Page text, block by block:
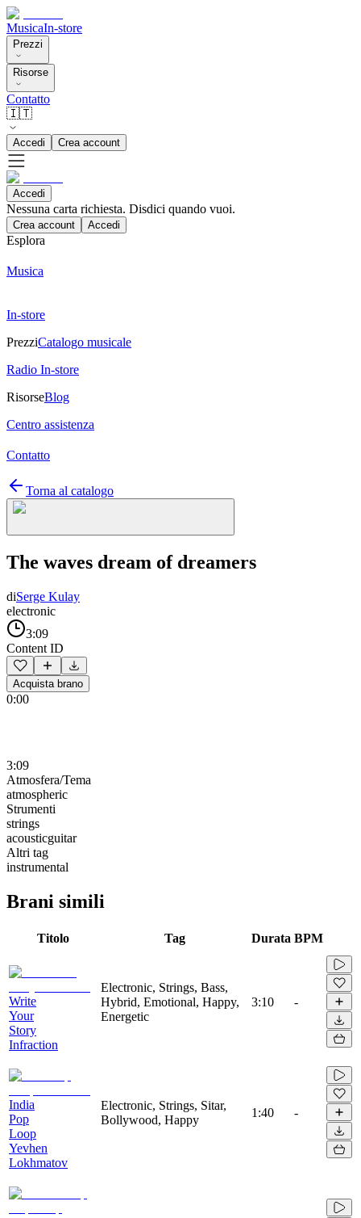
MusicaIn-store
Prezzi
Risorse
Contatto
🇮🇹
Accedi Crea account
Accedi
Nessuna carta richiesta. Disdici quando vuoi.
Crea account Accedi
Esplora
Musica
In-store
PrezziCatalogo musicale
Radio In-store
RisorseBlog
Centro assistenza
Contatto
Torna al catalogo
The waves dream of dreamers
diSerge Kulay
electronic
3:09
Content ID
Acquista brano
0:00
3:09
Atmosfera/Tema
atmospheric
Strumenti
strings
acousticguitar
Altri tag
instrumental
Brani simili
Titolo Tag Durata BPM
Write
Your
Story
Infraction
Electronic, Strings, Bass,
Hybrid, Emotional, Happy,
Energetic
3:10 -
India
Pop
Loop
Yevhen
Lokhmatov
Electronic, Strings, Sitar,
Bollywood, Happy
1:40 -